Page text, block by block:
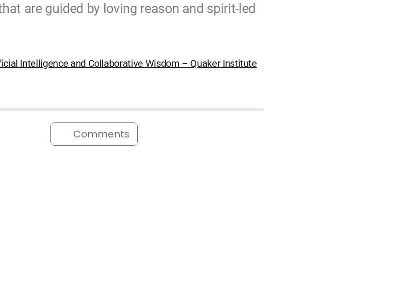
are guided by loving reason and spirit-led
Intelligence and Collaborative Wisdom – Quaker Institute
Comments